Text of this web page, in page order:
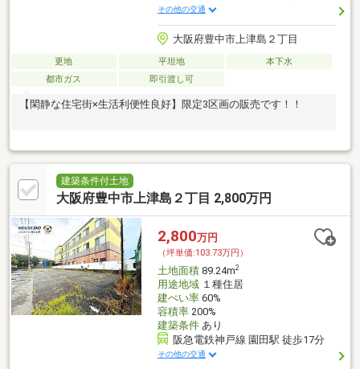
その他の交通
大阪府豊中市上津島２丁目
更地 平坦地
本下水
都市ガス
即引渡し可
【閑静な住宅街×生活利便性良好】限定3区画の販売です！！
建築条件付土地
大阪府豊中市上津島２丁目 2,800万円
2,800万円
（坪単価:103.73万円）
土地面積89.24m2
用途地域１種住居
建ぺい率60%
容積率200%
建築条件あり
阪急電鉄神戸線 園田駅 徒歩17分
その他の交通